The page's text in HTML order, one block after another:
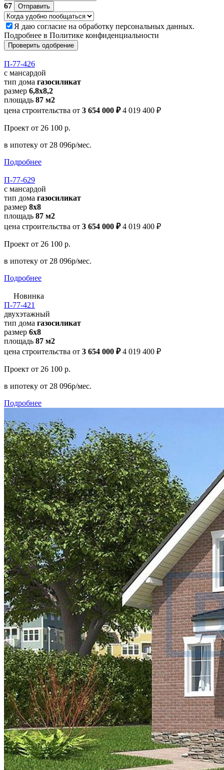
67
Отправить
Я даю согласие на обработку персональных данных.
Подробнее в Политике конфиденциальности
Проверить одобрение
П-77-426
с мансардой
тип дома газосиликат
размер 6,8х8,2
площадь 87 м2
цена строительства от 3 654 000 ₽ 4 019 400 ₽
Проект от 26 100 р.
в ипотеку от 28 096р/мес.
Подробнее
П-77-629
с мансардой
тип дома газосиликат
размер 8x8
площадь 87 м2
цена строительства от 3 654 000 ₽ 4 019 400 ₽
Проект от 26 100 р.
в ипотеку от 28 096р/мес.
Подробнее
Новинка
П-77-421
двухэтажный
тип дома газосиликат
размер 6х8
площадь 87 м2
цена строительства от 3 654 000 ₽ 4 019 400 ₽
Проект от 26 100 р.
в ипотеку от 28 096р/мес.
Подробнее